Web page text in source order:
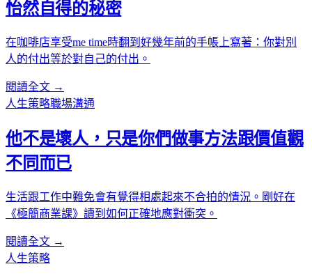
怡然自得的秘密
在咖啡店享受me time時翻到好幾年前的手帳上寫著：你對別
人的付出等於對自己的付出。
閱讀全文 →
人生策略職場溝通
他不是壞人，只是你們做事方法跟價值觀
不同而已
生活跟工作中難免會有覺得相處起來不合拍的情況。剛好在
《極簡商業課》讀到如何正確地應對衝突。
閱讀全文 →
人生策略